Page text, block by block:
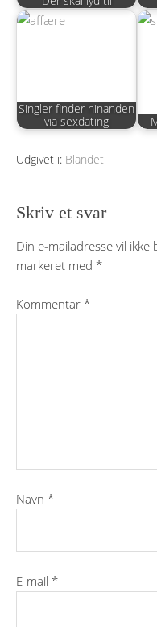
Singler finder hinanden
via sexdating
Udgivet i: Blandet
Skriv et svar
Din e-mailadresse vil ikke
markeret med *
Kommentar *
Navn *
E-mail *